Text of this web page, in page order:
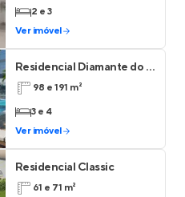
2 e 3
Ver imóvel
Residencial Diamante do Lago
98 e 191 m²
3 e 4
Ver imóvel
Residencial Classic
61 e 71 m²